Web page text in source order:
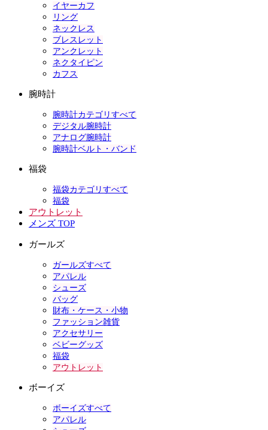
イヤーカフ
リング
ネックレス
ブレスレット
アンクレット
ネクタイピン
カフス
腕時計
腕時計カテゴリすべて
デジタル腕時計
アナログ腕時計
腕時計ベルト・バンド
福袋
福袋カテゴリすべて
福袋
アウトレット
メンズ TOP
ガールズ
ガールズすべて
アパレル
シューズ
バッグ
財布・ケース・小物
ファッション雑貨
アクセサリー
ベビーグッズ
福袋
アウトレット
ボーイズ
ボーイズすべて
アパレル